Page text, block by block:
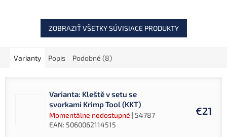
ZOBRAZIŤ VŠETKY SÚVISIACE PRODUKTY
Varianty Popis Podobné (8)
Varianta: Kleště v setu se
svorkami Krimp Tool (KKT)
Momentálne nedostupné | 54787
EAN: 5060062114515
€21